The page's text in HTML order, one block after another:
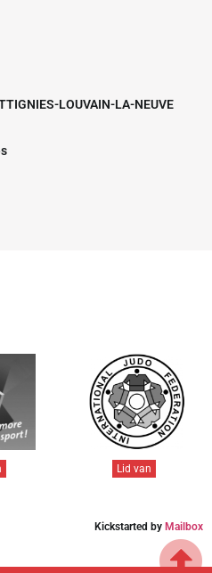
LOUVAIN-LA-NEUVE
Lid van
Kickstarted by Mailbox